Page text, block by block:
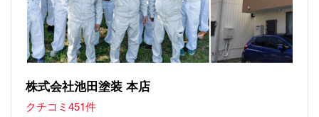
株式会社池田塗装 本店
クチコミ451件